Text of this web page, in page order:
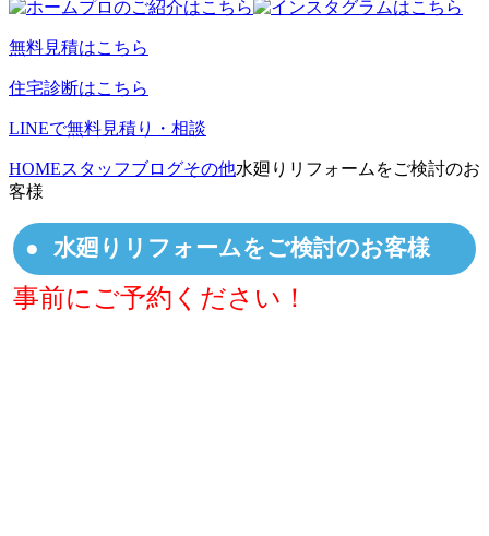
無料見積はこちら
住宅診断はこちら
LINEで無料見積り・相談
HOMEスタッフブログその他水廻りリフォームをご検討のお
客様
水廻りリフォームをご検討のお客様
事前にご予約ください！